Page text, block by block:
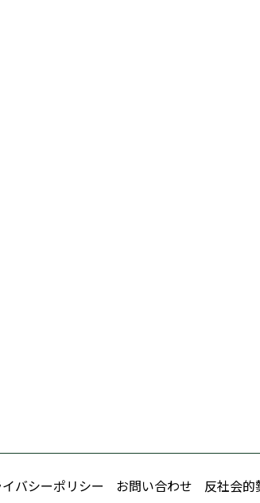
バシーポリシー お問い合わせ 反社会